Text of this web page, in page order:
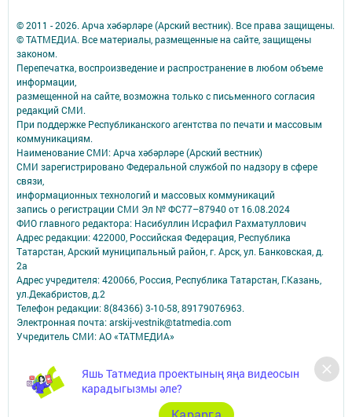
Яшь Татмедиа проектының яңа видеосын
карадыгызмы әле?
© 2011 - 2026. Арча хәбәрләре (Арский вестник). Все права защищены.
© ТАТМЕДИА. Все материалы, размещенные на сайте, защищены
законом.
Перепечатка, воспроизведение и распространение в любом объеме
информации,
размещенной на сайте, возможна только с письменного согласия
редакций СМИ.
При поддержке Республиканского агентства по печати и массовым
коммуникациям.
Наименование СМИ: Арча хәбәрләре (Арский вестник)
СМИ зарегистрировано Федеральной службой по надзору в сфере
связи,
информационных технологий и массовых коммуникаций
запись о регистрации СМИ Эл № ФС77–87940 от 16.08.2024
ФИО главного редактора: Насибуллин Исрафил Рахматуллович
Адрес редакции: 422000, Российская Федерация, Республика
Татарстан, Арский муниципальный район, г. Арск, ул. Банковская, д.
2а
Адрес учредителя: 420066, Россия, Республика Татарстан, Г.Казань,
ул.Декабристов, д.2
Телефон редакции: 8(84366) 3-10-58, 89179076963.
Электронная почта: arskij-vestnik@tatmedia.com
Учредитель СМИ: АО «ТАТМЕДИА»
Антикоррупционная политика
АО «ТАТМЕДИА» использует «cookie»для персонализации сервисов и
удобства пользователей сайтом.
Использование «cookie» можно отменить в настройках браузера.